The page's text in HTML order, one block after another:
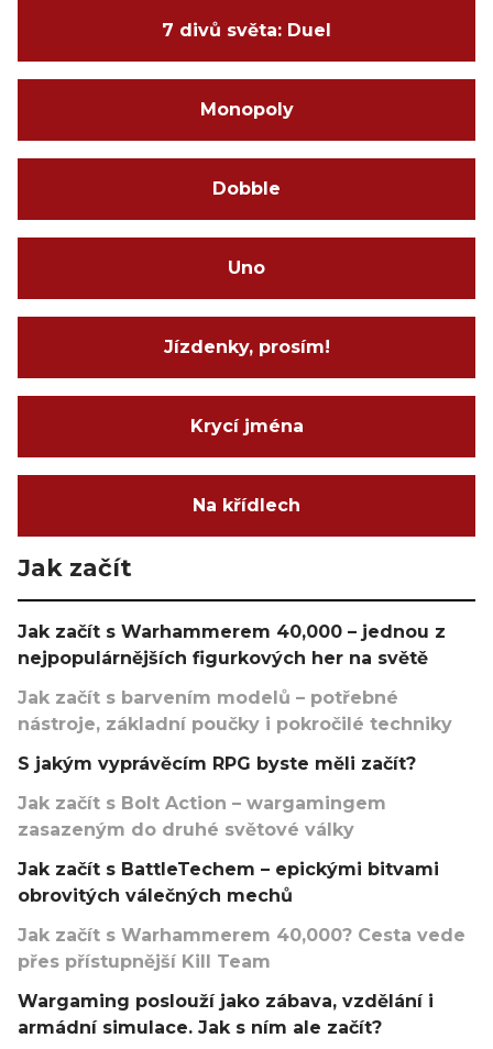
7 divů světa: Duel
Monopoly
Dobble
Uno
Jízdenky, prosím!
Krycí jména
Na křídlech
Jak začít
Jak začít s Warhammerem 40,000 – jednou z
nejpopulárnějších figurkových her na světě
Jak začít s barvením modelů – potřebné
nástroje, základní poučky i pokročilé techniky
S jakým vyprávěcím RPG byste měli začít?
Jak začít s Bolt Action – wargamingem
zasazeným do druhé světové války
Jak začít s BattleTechem – epickými bitvami
obrovitých válečných mechů
Jak začít s Warhammerem 40,000? Cesta vede
přes přístupnější Kill Team
Wargaming poslouží jako zábava, vzdělání i
armádní simulace. Jak s ním ale začít?